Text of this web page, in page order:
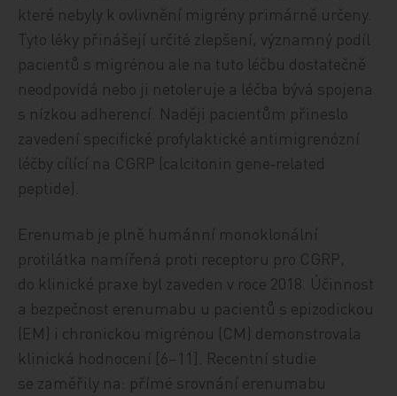
které nebyly k ovlivnění migrény primárně určeny.
Tyto léky přinášejí určité zlepšení, významný podíl
pacientů s migrénou ale na tuto léčbu dostatečně
neodpovídá nebo ji netoleruje a léčba bývá spojena
s nízkou adherencí. Naději pacientům přineslo
zavedení specifické profylaktické anti­mi­gre­nózní
léčby cílící na CGRP (calcitonin gene‑related
peptide).
Erenumab je plně humánní monoklonální
protilátka namířená proti receptoru pro CGRP,
do klinické praxe byl zaveden v roce 2018. Účinnost
a bezpečnost erenumabu u pacientů s epizodickou
(EM) i chronickou migrénou (CM) demonstrovala
klinická hodnocení [6–11]. Recentní studie
se zaměřily na: přímé srovnání erenumabu